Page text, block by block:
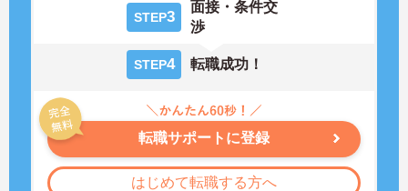
STEP3
面接・条件交
渉
STEP4 転職成功！
転職サポートに登録
はじめて転職する方へ